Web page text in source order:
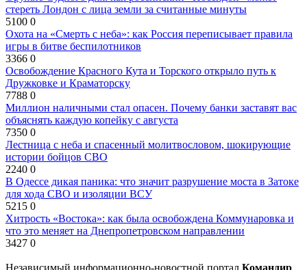
стереть Лондон с лица земли за считанные минуты
5100 0
Охота на «Смерть с неба»: как Россия переписывает правила
игры в битве беспилотников
3366 0
Освобождение Красного Кута и Торского открыло путь к
Дружковке и Краматорску
7788 0
Миллион наличными стал опасен. Почему банки заставят вас
объяснять каждую копейку с августа
7350 0
Лестница с неба и спасенный молитвословом, шокирующие
истории бойцов СВО
2240 0
В Одессе дикая паника: что значит разрушение моста в Затоке
для хода СВО и изоляции ВСУ
5215 0
Хитрость «Востока»: как была освобождена Коммунаровка и
что это меняет на Днепропетровском направлении
3427 0
Независимый информационно-новостной портал Командир